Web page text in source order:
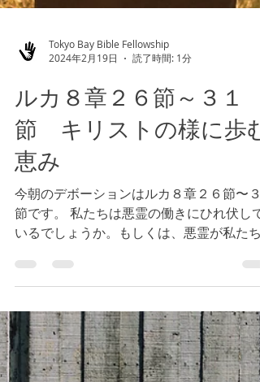
Tokyo Bay Bible Fellowship
2024年2月19日
読了時間: 1分
ルカ８章２６節～３１
節 キリストの様に歩む
恵み
今朝のデボーションはルカ８章２６節〜３